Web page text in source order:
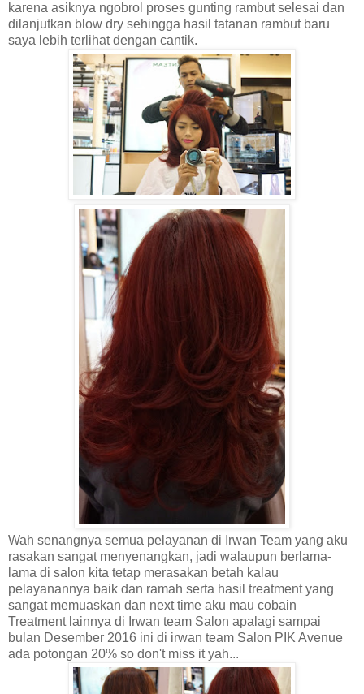
karena asiknya ngobrol proses gunting rambut selesai dan
dilanjutkan blow dry sehingga hasil tatanan rambut baru
saya lebih terlihat dengan cantik.
Wah senangnya semua pelayanan di Irwan Team yang aku
rasakan sangat menyenangkan, jadi walaupun berlama-
lama di salon kita tetap merasakan betah kalau
pelayanannya baik dan ramah serta hasil treatment yang
sangat memuaskan dan next time aku mau cobain
Treatment lainnya di Irwan team Salon apalagi sampai
bulan Desember 2016 ini di irwan team Salon PIK Avenue
ada potongan 20% so don't miss it yah...